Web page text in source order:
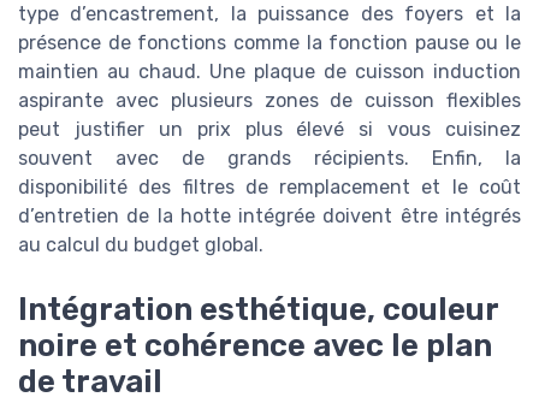
type d’encastrement, la puissance des foyers et la
présence de fonctions comme la fonction pause ou le
maintien au chaud. Une plaque de cuisson induction
aspirante avec plusieurs zones de cuisson flexibles
peut justifier un prix plus élevé si vous cuisinez
souvent avec de grands récipients. Enfin, la
disponibilité des filtres de remplacement et le coût
d’entretien de la hotte intégrée doivent être intégrés
au calcul du budget global.
Intégration esthétique, couleur
noire et cohérence avec le plan
de travail